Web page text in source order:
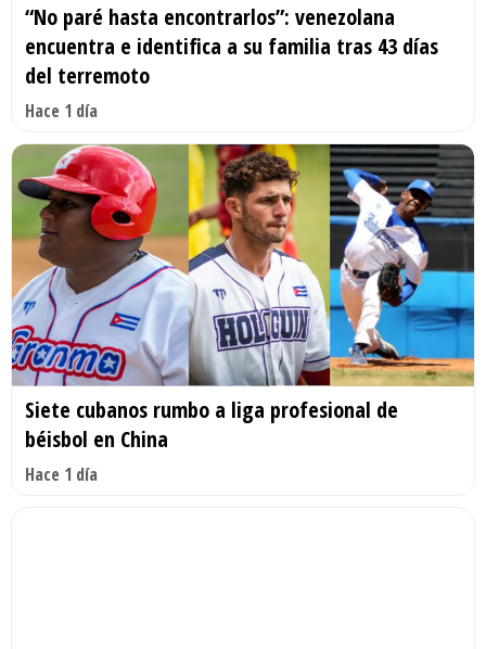
“No paré hasta encontrarlos”: venezolana
encuentra e identifica a su familia tras 43 días
del terremoto
Hace 1 día
Siete cubanos rumbo a liga profesional de
béisbol en China
Hace 1 día